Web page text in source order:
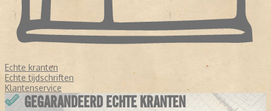
Echte kranten
Echte tijdschriften
Klantenservice
GEGARANDEERD ECHTE KRANTEN